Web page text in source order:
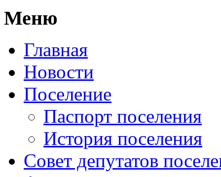
Меню
Главная
Новости
Поселение
Паспорт поселения
История поселения
Совет депутатов